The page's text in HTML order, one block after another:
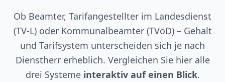
Ob Beamter, Tarifangestellter im Landesdienst
(TV-L) oder Kommunalbeamter (TVöD) – Gehalt
und Tarifsystem unterscheiden sich je nach
Dienstherr erheblich. Vergleichen Sie hier alle
drei Systeme interaktiv auf einen Blick.